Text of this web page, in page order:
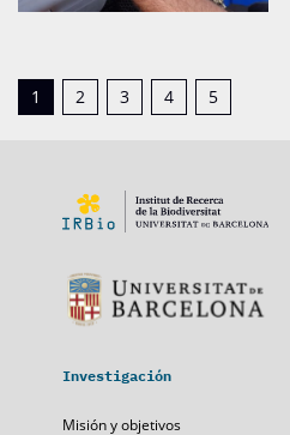
1 2 3 4 5
Investigación
Misión y objetivos